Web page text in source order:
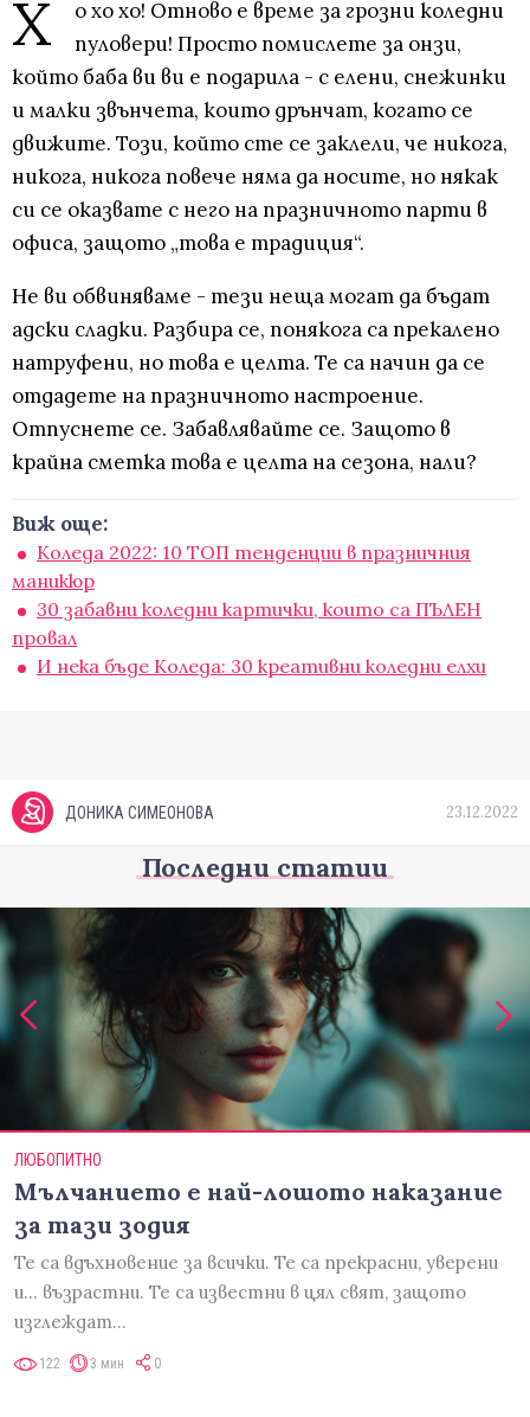
Х
о хо хо! Отново е време за грозни коледни
пуловери! Просто помислете за онзи,
който баба ви ви е подарила - с елени, снежинки
и малки звънчета, които дрънчат, когато се
движите. Този, който сте се заклели, че никога,
никога, никога повече няма да носите, но някак
си се оказвате с него на празничното парти в
офиса, защото „това е традиция“.
Не ви обвиняваме - тези неща могат да бъдат
адски сладки. Разбира се, понякога са прекалено
натруфени, но това е целта. Те са начин да се
отдадете на празничното настроение.
Отпуснете се. Забавлявайте се. Защото в
крайна сметка това е целта на сезона, нали?
Виж още:
Коледа 2022: 10 ТОП тенденции в празничния
маникюр
30 забавни коледни картички, които са ПЪЛЕН
провал
И нека бъде Коледа: 30 креативни коледни елхи
ДОНИКА СИМЕОНОВА 23.12.2022
Последни статии
ЛЮБОПИТНО
Мълчанието е най-лошото наказание
за тази зодия
Те са вдъхновение за всички. Те са прекрасни, уверени
и... възрастни. Те са известни в цял свят, защото
изглеждат…
122 3 мин 0